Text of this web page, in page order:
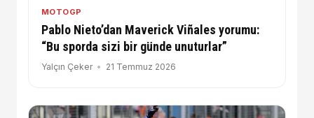
MOTOGP
Pablo Nieto’dan Maverick Viñales yorumu:
“Bu sporda sizi bir günde unuturlar”
Yalçın Çeker 21 Temmuz 2026